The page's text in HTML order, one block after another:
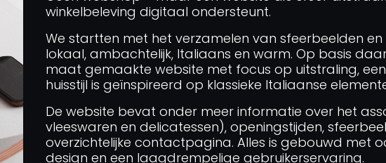
winkelbeleving digitaal ondersteunt.
We startten met het verzamelen van sfeerbeelden
lokaal, ambachtelijk, Italiaans en warm. Op basis
maat gemaakte website met focus op uitstraling,
huisstijl is geïnspireerd op klassieke Italiaanse
De website bevat onder meer informatie over het
vleeswaren en delicatessen), openingstijden,
overzichtelijke contactpagina. Alles is gebouwd met
design en een laagdrempelige gebruikerservaring.